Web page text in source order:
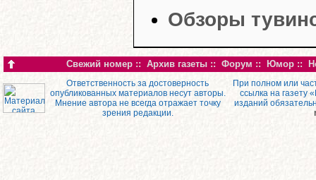
Обзоры
Свежий номер :: Архив газеты :: Форум :: Юмор ::
Ответственность за достоверность
опубликованных материалов несут авторы.
Мнение автора не всегда отражает точку
зрения редакции.
При полном или
ссылка на газету
изданий